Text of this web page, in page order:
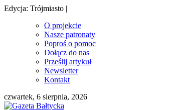
Edycja: Trójmiasto |
O projekcie
Nasze patronaty
Poproś o pomoc
Dołącz do nas
Prześlij artykuł
Newsletter
Kontakt
czwartek, 6 sierpnia, 2026